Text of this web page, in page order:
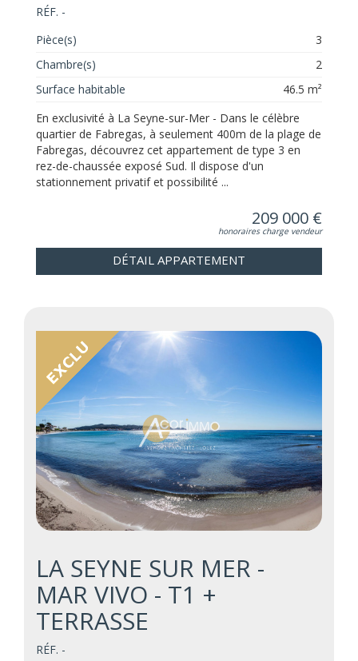
RÉF. -
Pièce(s)
3
Chambre(s)
2
Surface habitable
46.5 m²
En exclusivité à La Seyne-sur-Mer - Dans le célèbre
quartier de Fabregas, à seulement 400m de la plage de
Fabregas, découvrez cet appartement de type 3 en
rez-de-chaussée exposé Sud. Il dispose d'un
stationnement privatif et possibilité ...
209 000 €
honoraires charge vendeur
DÉTAIL APPARTEMENT
LA SEYNE SUR MER -
MAR VIVO - T1 +
TERRASSE
RÉF. -